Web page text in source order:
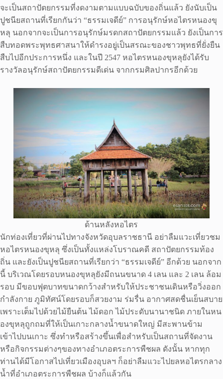
จะเป็นสถาปัตยกรรมที่งดงามตามแบบฉบับของถิ่นแล้ว ยังนับเป็น
ปูชนียสถานที่เรียกกันว่า “ธรรมเจดีย์” การอนุรักษ์หอไตรหนองขุ
หลุ นอกจากจะเป็นการอนุรักษ์มรดกสถาปัตยกรรมแล้ว ยังเป็นการ
สืบทอดพระพุทธศาสนาให้ดำรงอยู่เป็นสรณะของชาวพุทธที่ยั่งยืน
สืบไปอีกประการหนึ่ง และในปี 2547 หอไตรหนองขุหลุยังได้รับ
รางวัลอนุรักษ์สถาปัตยกรรมดีเด่น จากกรมศิลปากรอีกด้วย
ด้านหลังหอไตร
นักท่องเที่ยวที่ผ่านไปทางจังหวัดอุบลราชธานี อย่าลืมแวะเที่ยวชม
หอไตรหนองขุหลุ ซึ่งเป็นทั้งแหล่งโบราณคดี สถาปัตยกรรมท้อง
ถิ่น และยังเป็นปูชนียสถานที่เรียกว่า “ธรรมเจดีย์” อีกด้วย นอกจาก
นี้ บริเวณโดยรอบหนองขุหลุยังมีถนนขนาด 4 เลน และ 2 เลน ล้อม
รอบ มีขอบฟุตบาทขนาดกว้างสำหรับให้ประชาชนเดินหรือวิ่งออก
กำลังกาย ภูมิทัศน์โดยรอบก็สวยงาม ร่มรื่น อากาศสดชื่นเย็นสบาย
เพราะเต็มไปด้วยไม้ยืนต้น ไม้ดอก ไม้ประดับนานาชนิด ภายในหน
องขุหลุถูกถมที่ให้เป็นเกาะกลางน้ำขนาดใหญ่ มีสะพานข้าม
เข้าไปบนเกาะ ซึ่งทำหรือสร้างขึ้นเพื่อสำหรับเป็นสถานที่จัดงาน
หรือกิจกรรมต่างๆของทางอำเภอตระการพืชผล ดังนั้น หากทุก
ท่านได้มีโอกาสไปเที่ยวเมืองอุบลฯ ก็อย่าลืมแวะไปยลหอไตรกลาง
น้ำที่อำเภอตระการพืชผล บ้างก็แล้วกัน